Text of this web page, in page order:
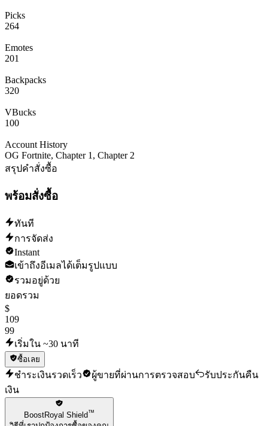
Picks
264
Emotes
201
Backpacks
320
VBucks
100
Account History
OG Fortnite, Chapter 1, Chapter 2
สรุปคำสั่งซื้อ
พร้อมสั่งซื้อ
ทันที
การจัดส่ง
Instant
เข้าถึงอีเมลได้เต็มรูปแบบ
รวมอยู่ด้วย
ยอดรวม
$
109
99
เริ่มใน ~30 นาที
ซื้อเลย
ชำระเงินรวดเร็ว ผู้ขายที่ผ่านการตรวจสอบ
รับประกันคืน
เงิน
BoostRoyal Shield™